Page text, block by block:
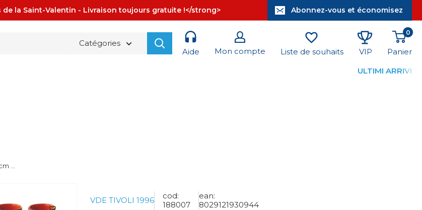
de la Saint-Valentin - Livraison toujours gratuite !</strong> Abonnez-vous et économisez
Catégories
Aide
Mon compte Liste de souhaits VIP
0
Panier
ULTIMI ARRIVI
...
VDE TIVOLI 1996
cod:
188007
ean:
8029121930944